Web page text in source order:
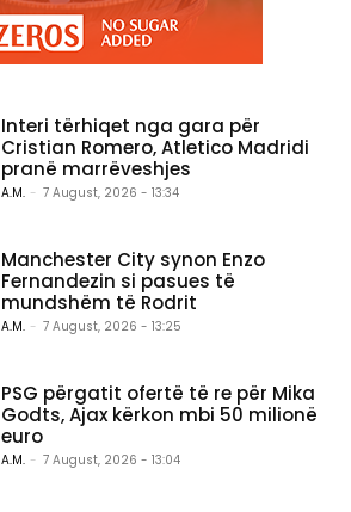
Interi tërhiqet nga gara për
Cristian Romero, Atletico Madridi
pranë marrëveshjes
A.M. - 7 August, 2026 - 13:34
Manchester City synon Enzo
Fernandezin si pasues të
mundshëm të Rodrit
A.M. - 7 August, 2026 - 13:25
PSG përgatit ofertë të re për Mika
Godts, Ajax kërkon mbi 50 milionë
euro
A.M. - 7 August, 2026 - 13:04